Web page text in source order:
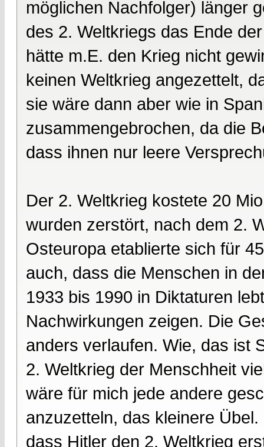
möglichen Nachfolger) länger
des 2. Weltkriegs das Ende
hätte m.E. den Krieg nicht
keinen Weltkrieg angezettelt,
sie wäre dann aber wie in
zusammengebrochen, da die
dass ihnen nur leere
Der 2. Weltkrieg kostete 20
wurden zerstört, nach dem 2.
Osteuropa etablierte sich für
auch, dass die Menschen in
1933 bis 1990 in Diktaturen
Nachwirkungen zeigen. Die
anders verlaufen. Wie, das ist
2. Weltkrieg der Menschheit
wäre für mich jede andere
anzuzetteln, das kleinere
dass Hitler den 2. Weltkrieg